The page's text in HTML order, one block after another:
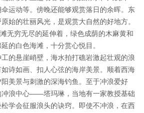
运动等。傍晚还能够观赏落日的余晖。东
始的壮丽风光，是观赏大自然的好地方。
无穷无尽的延伸着，绿色成荫的木麻黄和
的白色海滩，十分赏心悦目。
悬崖峭壁，海水拍打礁岩激起壮观的浪
诗如画、扣人心弦的海岸美景。顺着西海
美景与刺激的深海钓鱼。至于冲浪爱好
冲浪中心——塔玛琳，当地有一家教授基础
学会征服浪头的诀窍。即使不冲浪，在西